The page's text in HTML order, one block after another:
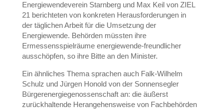
Energiewendeverein Starnberg und Max Keil von ZIEL
21 berichteten von konkreten Herausforderungen in
der täglichen Arbeit für die Umsetzung der
Energiewende. Behörden müssten ihre
Ermessensspielräume energiewende-freundlicher
ausschöpfen, so ihre Bitte an den Minister.
Ein ähnliches Thema sprachen auch Falk-Wilhelm
Schulz und Jürgen Honold von der Sonnensegler
Bürgerenergiegenossenschaft an: die äußerst
zurückhaltende Herangehensweise von Fachbehörden